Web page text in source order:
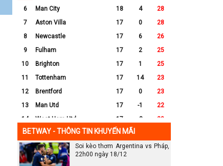
6
Man City 18 4
28
7
Aston Villa 17 0
28
8
Newcastle 17 6
26
9
Fulham 17 2
25
10
Brighton 17 1
25
11
Tottenham 17 14
23
12
Brentford 17 0
23
13
Man Utd 17 -1
22
14
West Ham Utd 17 -8
20
15
Everton 17
16
Crystal Palace 17 -8
16
17
Leicester City
BETWAY - THÔNG TIN KHUYẾN MÃI
Soi kèo thơm Argentina vs Pháp,
22h00 ngày 18/12